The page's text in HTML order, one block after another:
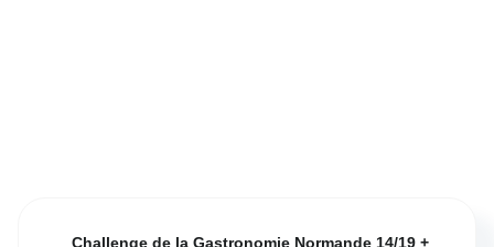
Challenge de la Gastronomie Normande 14/19 +